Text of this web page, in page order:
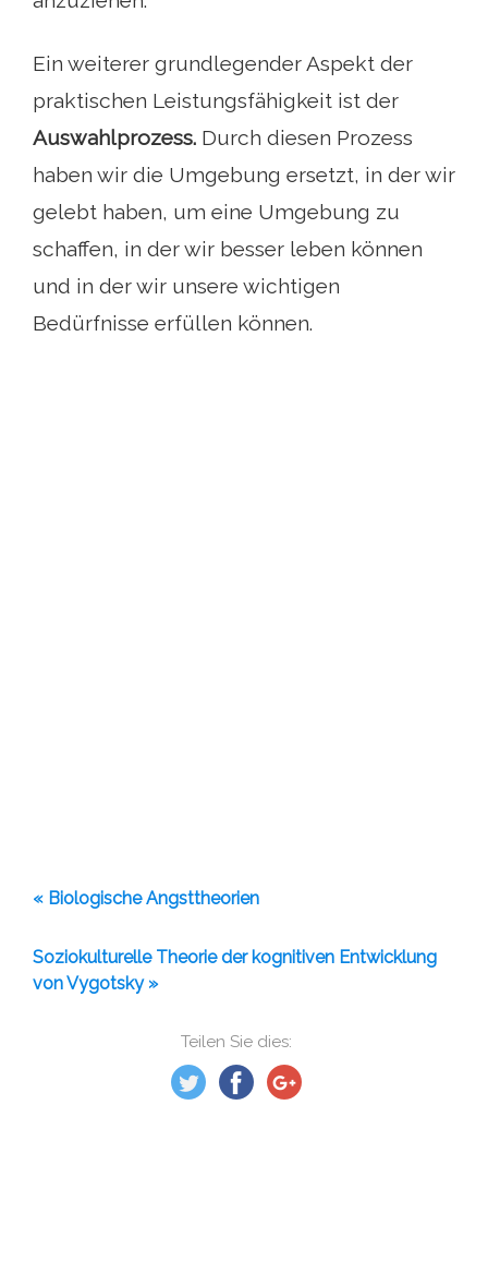
Teilen Sie dies:
Ein weiterer grundlegender Aspekt der
praktischen Leistungsfähigkeit ist der
Auswahlprozess. Durch diesen Prozess
haben wir die Umgebung ersetzt, in der wir
gelebt haben, um eine Umgebung zu
schaffen, in der wir besser leben können
und in der wir unsere wichtigen
Bedürfnisse erfüllen können.
« Biologische Angsttheorien
Soziokulturelle Theorie der kognitiven Entwicklung
von Vygotsky »